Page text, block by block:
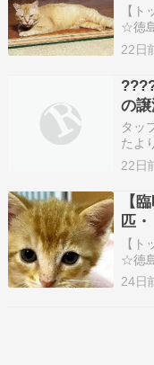
【
☆徳
探し
ま
０
ん捜
捜索
22日
の
タッ
たよ
譲渡
市
猫
が
22日
【
匹
【
☆徳
探し
ま
24日